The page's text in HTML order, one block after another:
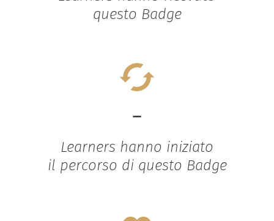
questo Badge
-
Learners hanno iniziato
il percorso di questo Badge